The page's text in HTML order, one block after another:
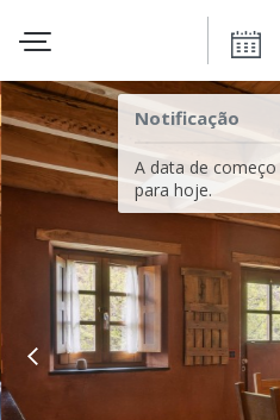
Notificação
A data de
para hoje.